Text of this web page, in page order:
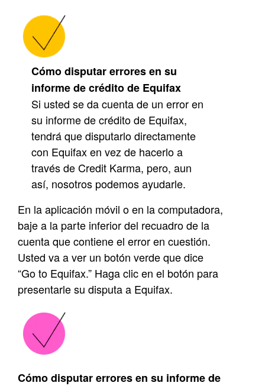
Cómo disputar errores en su
informe de crédito de Equifax
Si usted se da cuenta de un error en
su informe de crédito de Equifax,
tendrá que disputarlo directamente
con Equifax en vez de hacerlo a
través de Credit Karma, pero, aun
así, nosotros podemos ayudarle.
En la aplicación móvil o en la computadora,
baje a la parte inferior del recuadro de la
cuenta que contiene el error en cuestión.
Usted va a ver un botón verde que dice
“Go to Equifax.” Haga clic en el botón para
presentarle su disputa a Equifax.
Cómo disputar errores en su informe de